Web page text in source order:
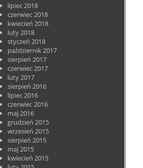
lipiec 2018
czerwiec 2018
kwiecień 2018
luty 2018
styczeń 2018
październik 2017
sierpień 2017
czerwiec 2017
luty 2017
sierpień 2016
lipiec 2016
czerwiec 2016
maj 2016
grudzień 2015
wrzesień 2015
sierpień 2015
maj 2015
kwiecień 2015